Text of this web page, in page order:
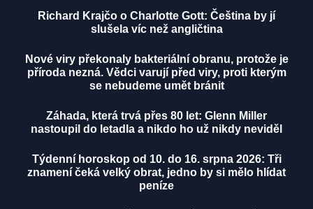
Richard Krajčo o Charlotte Gott: Čeština by jí
slušela víc než angličtina
Nové viry překonaly bakteriální obranu, protože je
příroda nezná. Vědci varují před viry, proti kterým
se nebudeme umět bránit
Záhada, která trvá přes 80 let: Glenn Miller
nastoupil do letadla a nikdo ho už nikdy neviděl
Týdenní horoskop od 10. do 16. srpna 2026: Tři
znamení čeká velký obrat, jedno by si mělo hlídat
peníze